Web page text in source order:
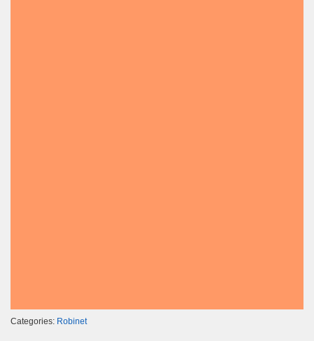
Categories: Robinet